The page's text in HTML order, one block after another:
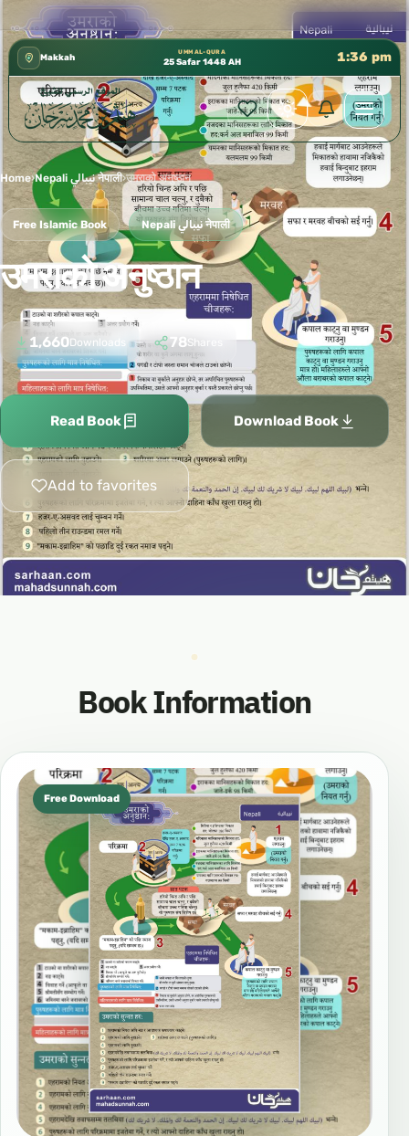
كتب الشيخ هيثم سرحان حفظه الله متوفرة مجانًا ✦
Makkah
UMM AL-QURA
25 Safar 1448 AH 1:36 pm
Home› Nepali نيبالي नेपाली›उमराको अनुष्ठान
Free Islamic Book Nepali نيبالي नेपाली
उमराको अनुष्ठान
1,660Downloads 78Shares
Read Book Download Book
Add to favorites
Book Information
Free Download